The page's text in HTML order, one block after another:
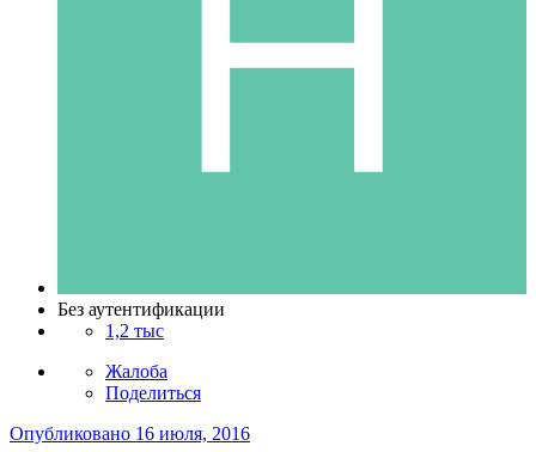
Без аутентификации
1,2 тыс
Жалоба
Поделиться
Опубликовано 16 июля, 2016